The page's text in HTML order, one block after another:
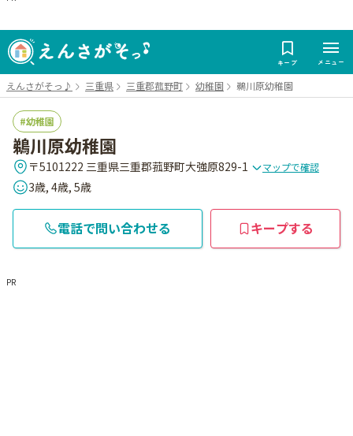
キープ メニュー
えんさがそっ♪ 三重県 三重郡菰野町 幼稚園 鵜川原幼稚園
幼稚園
鵜川原幼稚園
〒5101222 三重県三重郡菰野町大強原829-1 マップで確認
3歳, 4歳, 5歳
電話で問い合わせる キープする
PR